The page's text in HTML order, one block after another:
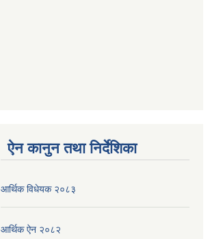
ऐन कानुन तथा निर्देशिका
आर्थिक विधेयक २०८३
आर्थिक ऐन २०८२